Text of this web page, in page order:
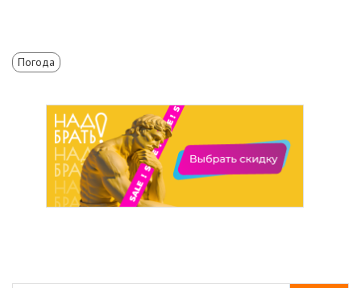
Погода